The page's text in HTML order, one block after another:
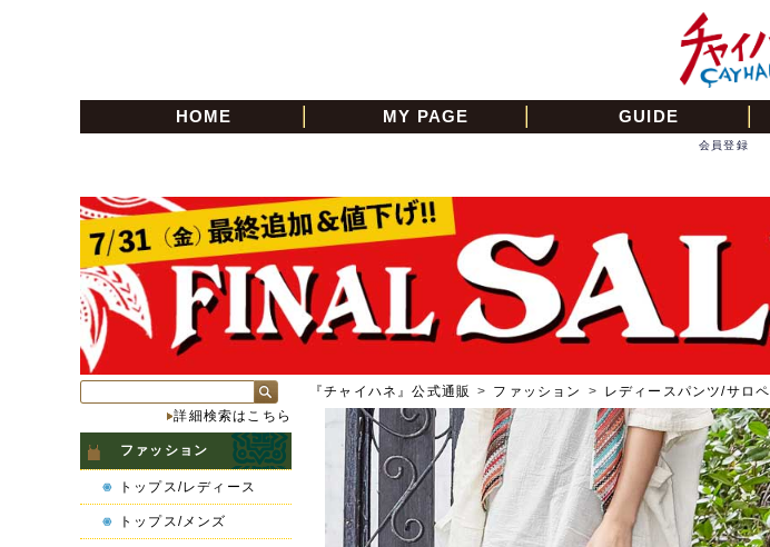
HOME MY PAGE GUIDE
会員登録
『チャイハネ』公式通販 > ファッション > レディースパンツ/サロペ
詳細検索はこちら
ファッション
トップス/レディース
トップス/メンズ